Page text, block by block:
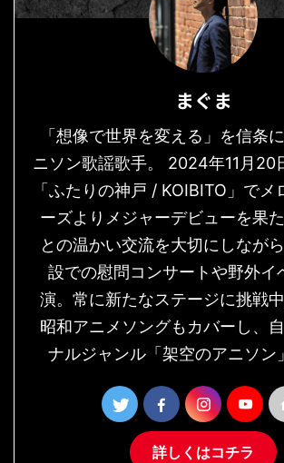
まぐま
「想像で世界を変える」を信条
ニソン歌謡歌手。 2024年11月20
「ふたりの神戸 / KOIBITO」でメ
ーズよりメジャーデビューを果
との温かい交流を大切にしなが
設での慰問コンサートや野外イ
演。常に新たなステージに挑戦
昭和アニメソングもカバーし、
ナルジャンル「架空のアニソン
詳しくはコチラ